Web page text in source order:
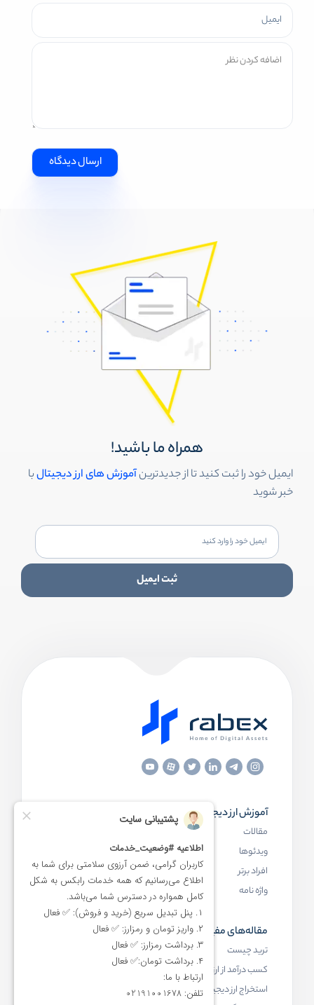
همراه ما باشید!
ایمیل خود را ثبت کنید تا از جدیدترینآموزش های ارز دیجیتالبا
خبر شوید
ثبت ایمیل
آموزش ارز دیجیتال
مقالات
ویدئوها
افراد برتر
واژه نامه
مقاله‌های مفید
بلاک چین چیست
کیف پول ارز دیجیتال چیست
NFT چیست
مقاله‌های مفید
ترید چیست
کسب درآمد از ارز دیجیتال
استخراج ارز دیجیتال چیست
رابکس
آموزش ارز دیجیتال
خرید ارز دیجیتال
اخبار ارز دیجیتال